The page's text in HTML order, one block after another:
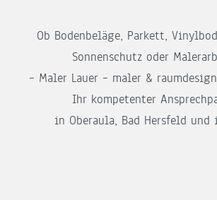
Ob Bodenbeläge, Parkett,
Sonnenschutz oder
– Maler Lauer – maler &
Ihr kompetenter
in Oberaula, Bad Hersfeld und